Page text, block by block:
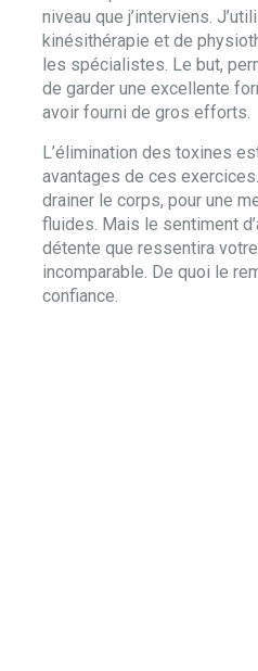
niveau que j’interviens.
kinésithérapie et de
les spécialistes. Le but,
de garder une excellente
avoir fourni de gros efforts.
L’élimination des toxines
avantages de ces
drainer le corps, pour une
fluides. Mais le sentiment
détente que ressentira
incomparable. De quoi le
confiance.